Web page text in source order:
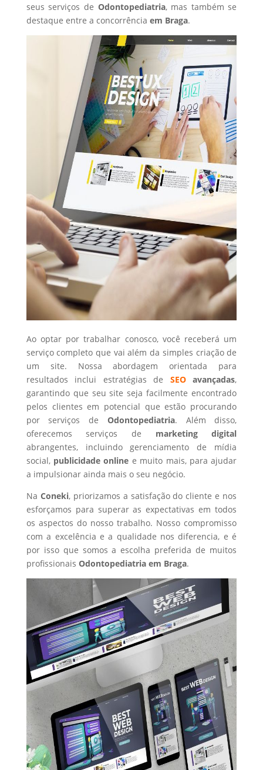
seus serviços de Odontopediatria, mas também se
destaque entre a concorrência em Braga.
Ao optar por trabalhar conosco, você receberá um
serviço completo que vai além da simples criação de
um site. Nossa abordagem orientada para
resultados inclui estratégias de SEOavançadas,
garantindo que seu site seja facilmente encontrado
pelos clientes em potencial que estão procurando
por serviços de Odontopediatria. Além disso,
oferecemos serviços de marketing digital
abrangentes, incluindo gerenciamento de mídia
social, publicidade online e muito mais, para ajudar
a impulsionar ainda mais o seu negócio.
Na Coneki, priorizamos a satisfação do cliente e nos
esforçamos para superar as expectativas em todos
os aspectos do nosso trabalho. Nosso compromisso
com a excelência e a qualidade nos diferencia, e é
por isso que somos a escolha preferida de muitos
profissionais Odontopediatriaem Braga.